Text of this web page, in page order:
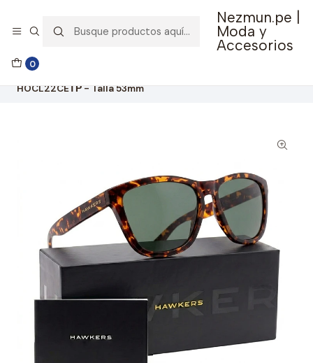
Nezmun.pe |
Moda y
Accesorios
0
🚚 Envío GRATIS por compras mayores a S/ 150
HOCL22CEТР - Talla 53mm